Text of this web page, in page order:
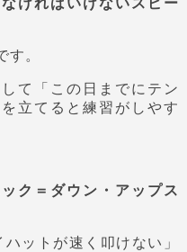
ければいけないスピー
す。
て「この日までにテン
立てると練習がしやす
ク＝ダウン・アップス
ットが速く叩けない」